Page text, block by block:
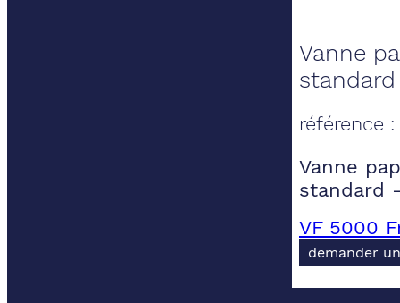
Vanne
référence
Vanne
standard
VF 5000
demander